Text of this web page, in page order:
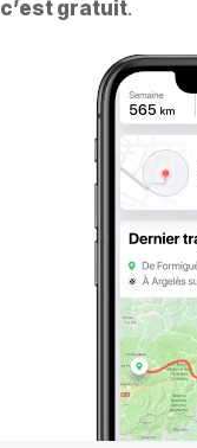
c’est gratuit.